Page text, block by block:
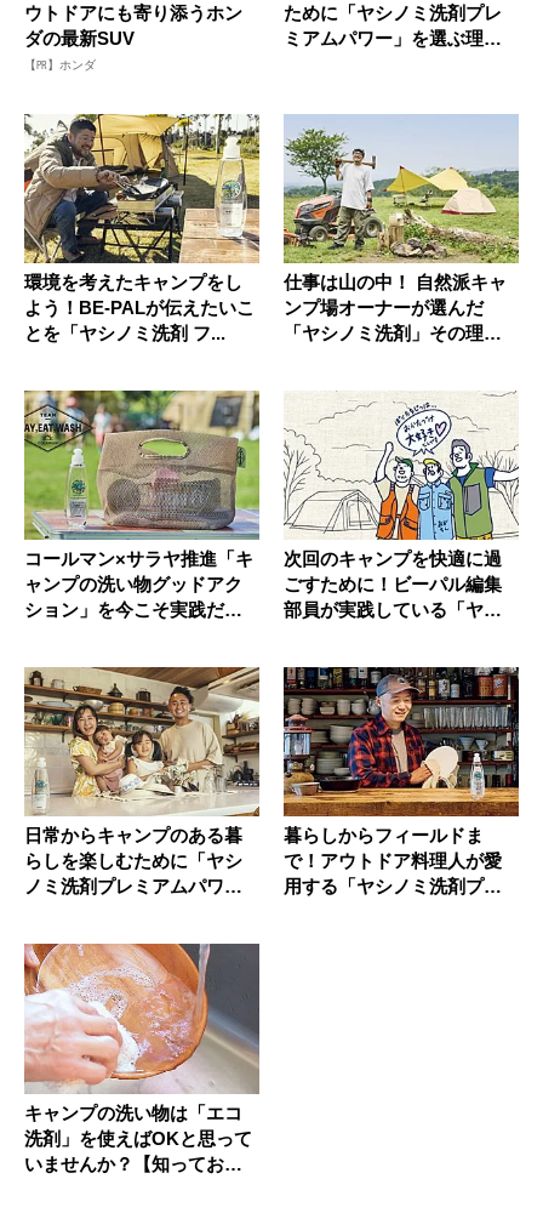
ウトドアにも寄り添うホン
ダの最新SUV
【PR】ホンダ
ために「ヤシノミ洗剤プレ
ミアムパワー」を選ぶ理由
環境を考えたキャンプをし
よう！BE-PALが伝えたいこ
とを「ヤシノミ洗剤 フ...
仕事は山の中！ 自然派キャ
ンプ場オーナーが選んだ
「ヤシノミ洗剤」その理由
コールマン×サラヤ推進「キ
ャンプの洗い物グッドアク
ション」を今こそ実践だ
次回のキャンプを快適に過
ごすために！ビーパル編集
部員が実践している「ヤシ
日常からキャンプのある暮
らしを楽しむために「ヤシ
ノミ洗剤プレミアムパワ
暮らしからフィールドま
で！アウトドア料理人が愛
用する「ヤシノミ洗剤プレ
キャンプの洗い物は「エコ
洗剤」を使えばOKと思って
いませんか？【知っておく